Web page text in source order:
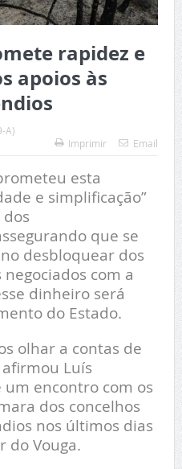
rapidez e
apoios às
A)
Imprimir Email
esta
e simplificação”
que se
desbloquear dos
com a
dinheiro será
do Estado.
olhar a contas de
Luís
encontro com os
dos concelhos
nos últimos dias
do Vouga.